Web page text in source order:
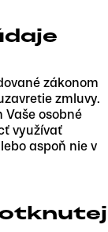
zákonom
zmluvy.
osobné
využívať
aspoň nie v